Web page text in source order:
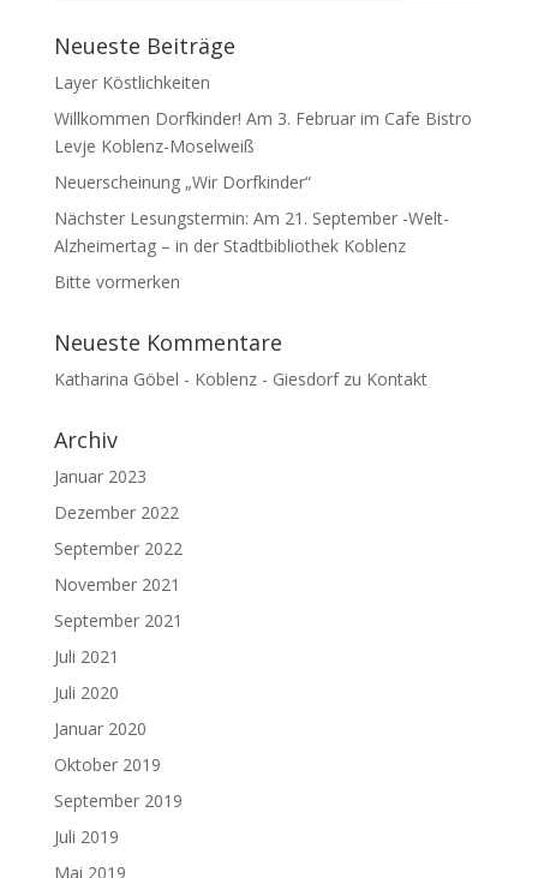
Neueste Beiträge
Layer Köstlichkeiten
Willkommen Dorfkinder! Am 3. Februar im Cafe Bistro
Levje Koblenz-Moselweiß
Neuerscheinung „Wir Dorfkinder“
Nächster Lesungstermin: Am 21. September -Welt-
Alzheimertag – in der Stadtbibliothek Koblenz
Bitte vormerken
Neueste Kommentare
Katharina Göbel - Koblenz - Giesdorfzu Kontakt
Archiv
Januar 2023
Dezember 2022
September 2022
November 2021
September 2021
Juli 2021
Juli 2020
Januar 2020
Oktober 2019
September 2019
Juli 2019
Mai 2019